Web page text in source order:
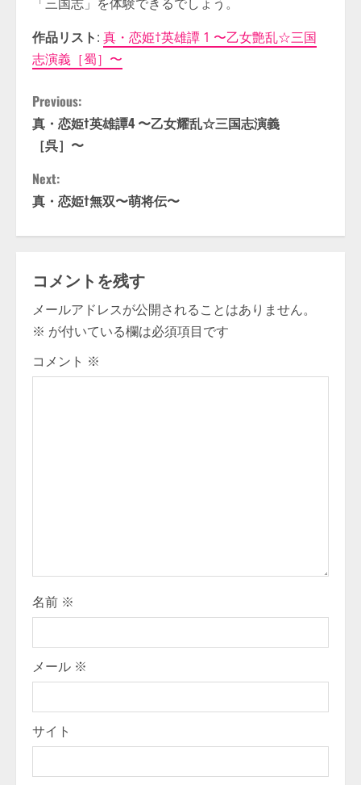
作品リスト: 真・恋姫†英雄譚 1 〜乙女艶乱☆三国
志演義［蜀］〜
C
o
n
t
i
n
u
e
R
g
Previous:
真・恋姫†英雄譚4 〜乙女耀乱☆三国志演義
［呉］〜
Next:
真・恋姫†無双〜萌将伝〜
コメントを残す
メールアドレスが公開されることはありません。
※ が付いている欄は必須項目です
コメント ※
名前 ※
メール ※
サイト